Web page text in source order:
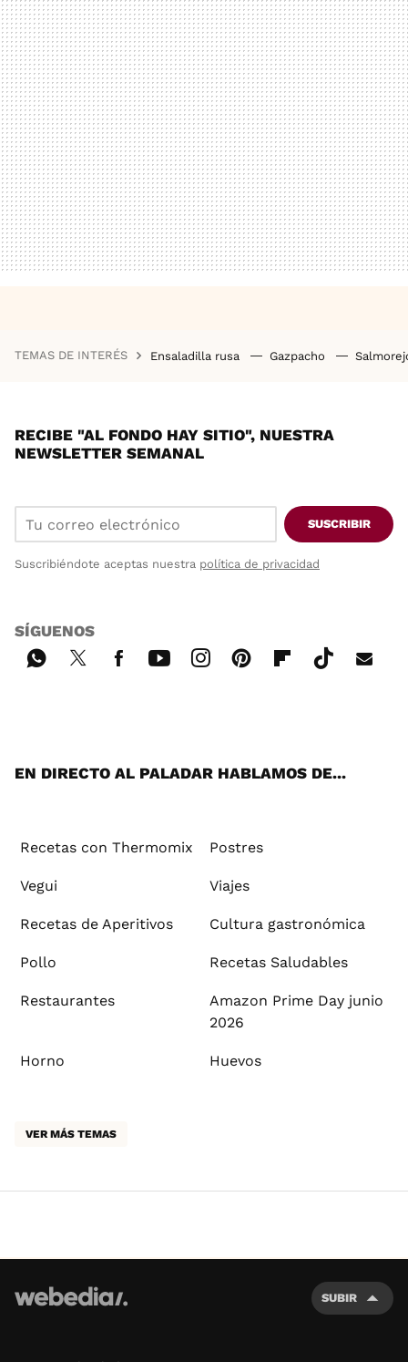
TEMAS DE INTERÉS Ensaladilla rusa Gazpacho
RECIBE "AL FONDO HAY SITIO", NUESTRA
NEWSLETTER SEMANAL
SUSCRIBIR
Suscribiéndote aceptas nuestra política de privacidad
SÍGUENOS
EN DIRECTO AL PALADAR HABLAMOS DE...
Recetas con Thermomix Postres
Vegui Viajes
Recetas de Aperitivos Cultura gastronómica
Pollo Recetas Saludables
Restaurantes
Amazon Prime Day junio
2026
Horno Huevos
VER MÁS TEMAS
SUBIR